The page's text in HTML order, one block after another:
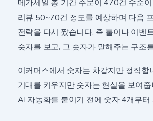
메가세일 총 기간 주문이 470건 수준
리뷰 50~70건 정도를 예상하며 다음
전략을 다시 짰습니다. 즉 툴이나 이벤
숫자를 보고, 그 숫자가 말해주는 구조
이커머스에서 숫자는 차갑지만 정직합
기대를 키우지만 숫자는 현실을 보여줍
AI 자동화를 붙이기 전에 숫자 4개부터